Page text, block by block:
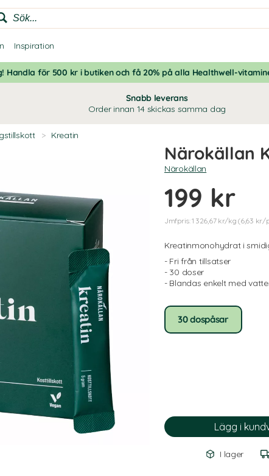
Inspiration
Handla för 500 kr i butiken och få 20% på alla Healthwell-
Snabb leverans
Order innan 14 skickas samma dag
> Kreatin
Närokällan
Närokällan
199 kr
Jmfpris: 1 326,67 kr/kg (6,63 kr/
Kreatinmonohydrat i
- Fri från tillsatser
- 30 doser
- Blandas enkelt med
30 dospåsar
I lager